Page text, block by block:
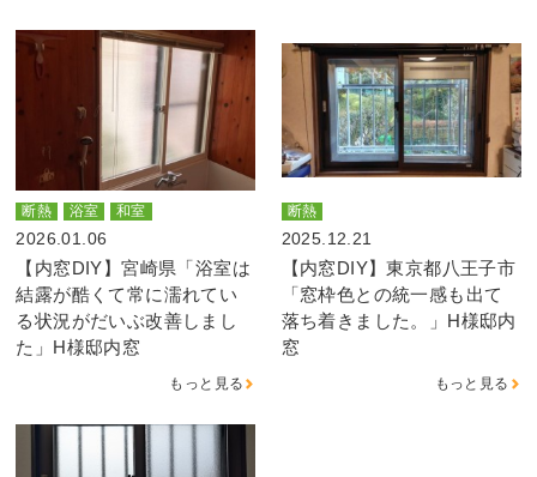
断熱 浴室 和室
2026.01.06
【内窓DIY】宮崎県「浴室は
結露が酷くて常に濡れてい
る状況がだいぶ改善しまし
た」H様邸内窓
もっと見る
断熱
2025.12.21
【内窓DIY】東京都八王子市
「窓枠色との統一感も出て
落ち着きました。」H様邸内
窓
もっと見る